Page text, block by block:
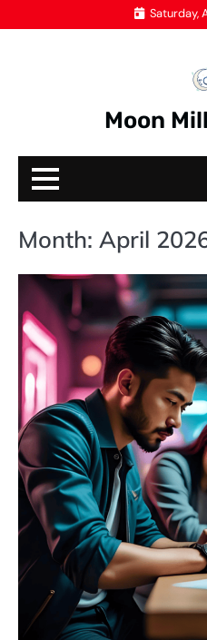
to
Saturday,
Moon
Month: April